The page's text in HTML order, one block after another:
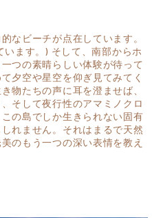
なビーチが点在しています。
います。) そして、南部からホ
つの素晴らしい体験が待って
夕空や星空を仰ぎ見てみてく
物たちの声に耳を澄ませば、
そして夜行性のアマミノクロ
の島でしか生きられない固有
れません。それはまるで天然
のもう一つの深い表情を教え